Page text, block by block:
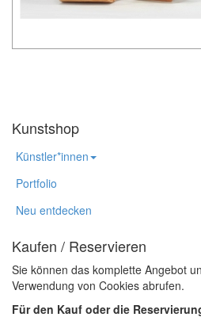
Kunstshop
Künstler*innen
Portfolio
Neu entdecken
Kaufen / Reservieren
Sie können das komplette Angebot
Verwendung von Cookies abrufen.
Für den Kauf oder die